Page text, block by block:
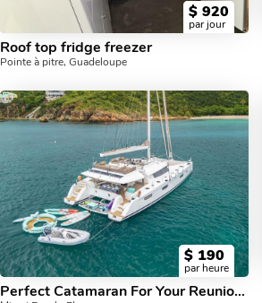
$ 920
par jour
Roof top fridge freezer
Pointe à pitre, Guadeloupe
$ 190
par heure
Perfect Catamaran For Your Reunion Party And Meeting